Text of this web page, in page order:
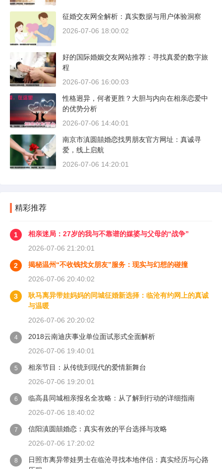
征婚交友网全解析：真实数据与用户体验洞察
2026-07-06 18:00:02
好的国际婚姻交友网站推荐：寻找真爱的数字旅
程
2026-07-06 16:00:03
性格迥异，何者更胜？大胆与内向在相亲恋爱中
的优势分析
2026-07-06 14:40:01
南京市滇圆囍婚恋找男朋友官方网址：真诚寻
爱，线上启航
2026-07-06 14:20:01
精彩推荐
1
相亲迷局：27岁的我与不靠谱的媒婆与父母的“战争”
2026-07-06 21:20:01
2
揭秘温州“不收钱找女朋友”服务：现实与幻想的碰撞
2026-07-06 20:40:02
3
耿马离异带娃妈妈的同城征婚新选择：临沧有约网上的真诚
与温暖
2026-07-06 20:20:02
4
2018云南迪庆事业单位面试形式全面解析
2026-07-06 19:40:01
5
相亲节目：从传统到现代的爱情新舞台
2026-07-06 19:20:01
6
临高县同城相亲报名全攻略：从了解到行动的详细指南
2026-07-06 18:40:02
7
信阳滇圆囍婚恋：真实有效的平台选择与攻略
2026-07-06 17:20:02
8
日照市离异带娃男士在临沧寻找本地伴侣：真实经历与心路